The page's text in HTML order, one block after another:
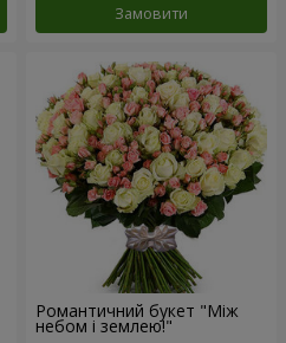
Замовити
Романтичний букет "Між
небом і землею!"